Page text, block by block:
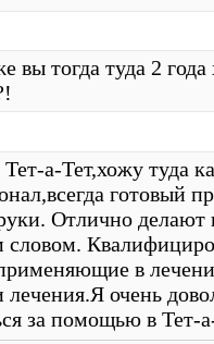
вы тогда туда 2
а-Тет,хожу туда
готовый
Отлично делают
словом.
в
лечения.Я очень
за помощью в Тет-